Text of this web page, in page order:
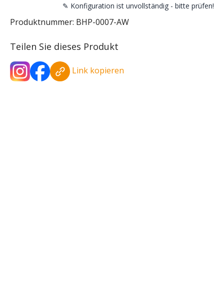
✎ Konfiguration ist unvollständig - bitte prüfen!
Produktnummer: BHP-0007-AW
Teilen Sie dieses Produkt
Link kopieren